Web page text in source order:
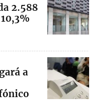
2.588
a